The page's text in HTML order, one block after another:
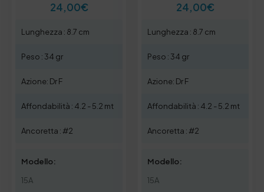
24,00€
Lunghezza : 8.7 cm
Peso : 34 gr
Azione: Dr F
Affondabilità : 4.2 - 5.2 mt
Ancoretta : #2
Modello:
15A
24,00€
Lunghezza : 8.7 cm
Peso : 34 gr
Azione: Dr F
Affondabilità : 4.2 - 5.2 mt
Ancoretta : #2
Modello:
15A